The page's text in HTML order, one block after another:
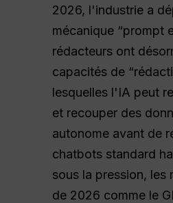
2026, l'industrie a
mécanique “prompt
rédacteurs ont
capacités de
lesquelles l'IA peut
et recouper des
autonome avant de
chatbots standard
sous la pression, les
de 2026 comme le